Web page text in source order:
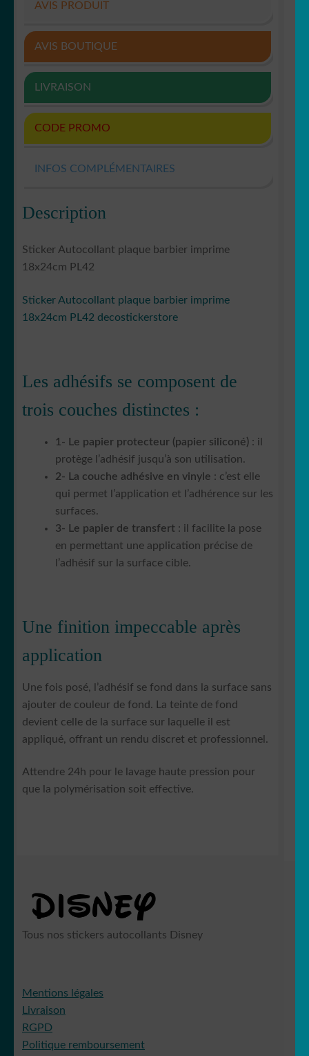
AVIS PRODUIT
AVIS BOUTIQUE
LIVRAISON
CODE PROMO
INFOS COMPLÉMENTAIRES
Description
Sticker Autocollant plaque barbier imprime
18x24cm PL42
Sticker Autocollant plaque barbier imprime
18x24cm PL42 decostickerstore
Les adhésifs se composent de
trois couches distinctes :
1- Le papier protecteur (papier siliconé) : il
protège l’adhésif jusqu’à son utilisation.
2- La couche adhésive en vinyle : c’est elle
qui permet l’application et l’adhérence sur les
surfaces.
3- Le papier de transfert : il facilite la pose
en permettant une application précise de
l’adhésif sur la surface cible.
Une finition impeccable après
application
Une fois posé, l’adhésif se fond dans la surface sans
ajouter de couleur de fond. La teinte de fond
devient celle de la surface sur laquelle il est
appliqué, offrant un rendu discret et professionnel.
Attendre 24h pour le lavage haute pression pour
que la polymérisation soit effective.
Tous nos stickers autocollants Disney
Mentions légales
Livraison
RGPD
Politique remboursement